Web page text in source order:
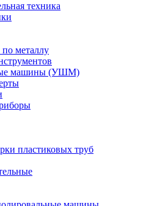
техника
металлу
машины (УШМ)
пластиковых труб